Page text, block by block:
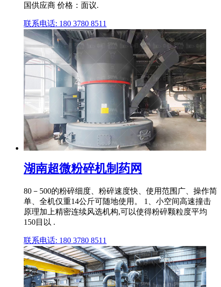
国供应商 价格：面议.
联系电话: 180 3780 8511
湖南超微粉碎机制药网
80－500的粉碎细度、粉碎速度快、使用范围广、操作简
单、全机仅重14公斤可随地使用。 1、小空间高速撞击
原理加上精密连续风选机构,可以使得粉碎颗粒度平均
150目以 .
联系电话: 180 3780 8511